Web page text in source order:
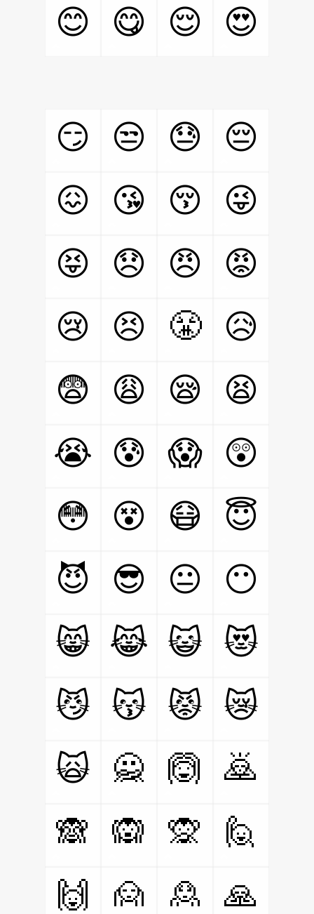
😊 😋 😌 😍
😏 😒 😓
😔
😖
😘 😚
😜
😝
😞 😠
😡
😢
😣 😤
😥
😨
😩 😪
😫
😭
😰 😱
😲
😳
😵 😷
😇
😈
😎 😐
😶
😸 😹 😺
😻
😼
😽 😾
😿
🙀
🙅 🙆
🙇
🙈
🙉 🙊
🙋
🙌
🙍 🙎 🙏